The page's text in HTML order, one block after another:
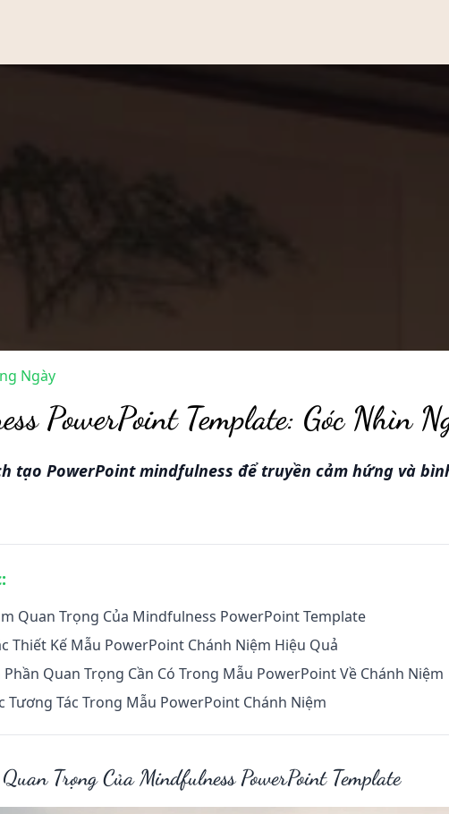
Ngày
PowerPoint Template: Góc Nhìn
tạo PowerPoint mindfulness để truyền cảm hứng và
Quan Trọng Của Mindfulness PowerPoint Template
Thiết Kế Mẫu PowerPoint Chánh Niệm Hiệu Quả
Phần Quan Trọng Cần Có Trong Mẫu PowerPoint Về Chánh Niệm
Tương Tác Trong Mẫu PowerPoint Chánh Niệm
Trọng Của Mindfulness PowerPoint Template